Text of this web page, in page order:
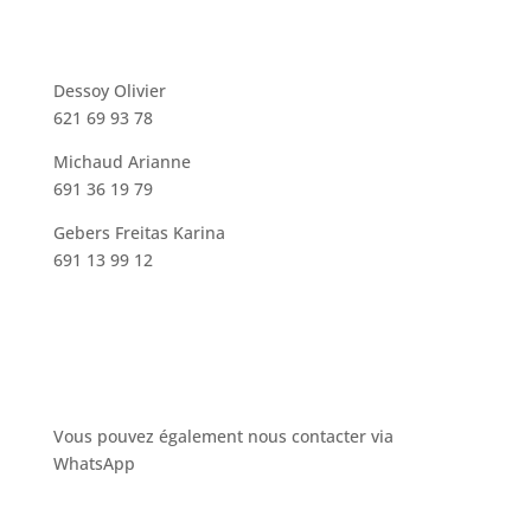
Dessoy Olivier
621 69 93 78
Michaud Arianne
691 36 19 79
Gebers Freitas Karina
691 13 99 12
Vous pouvez également nous contacter via
WhatsApp